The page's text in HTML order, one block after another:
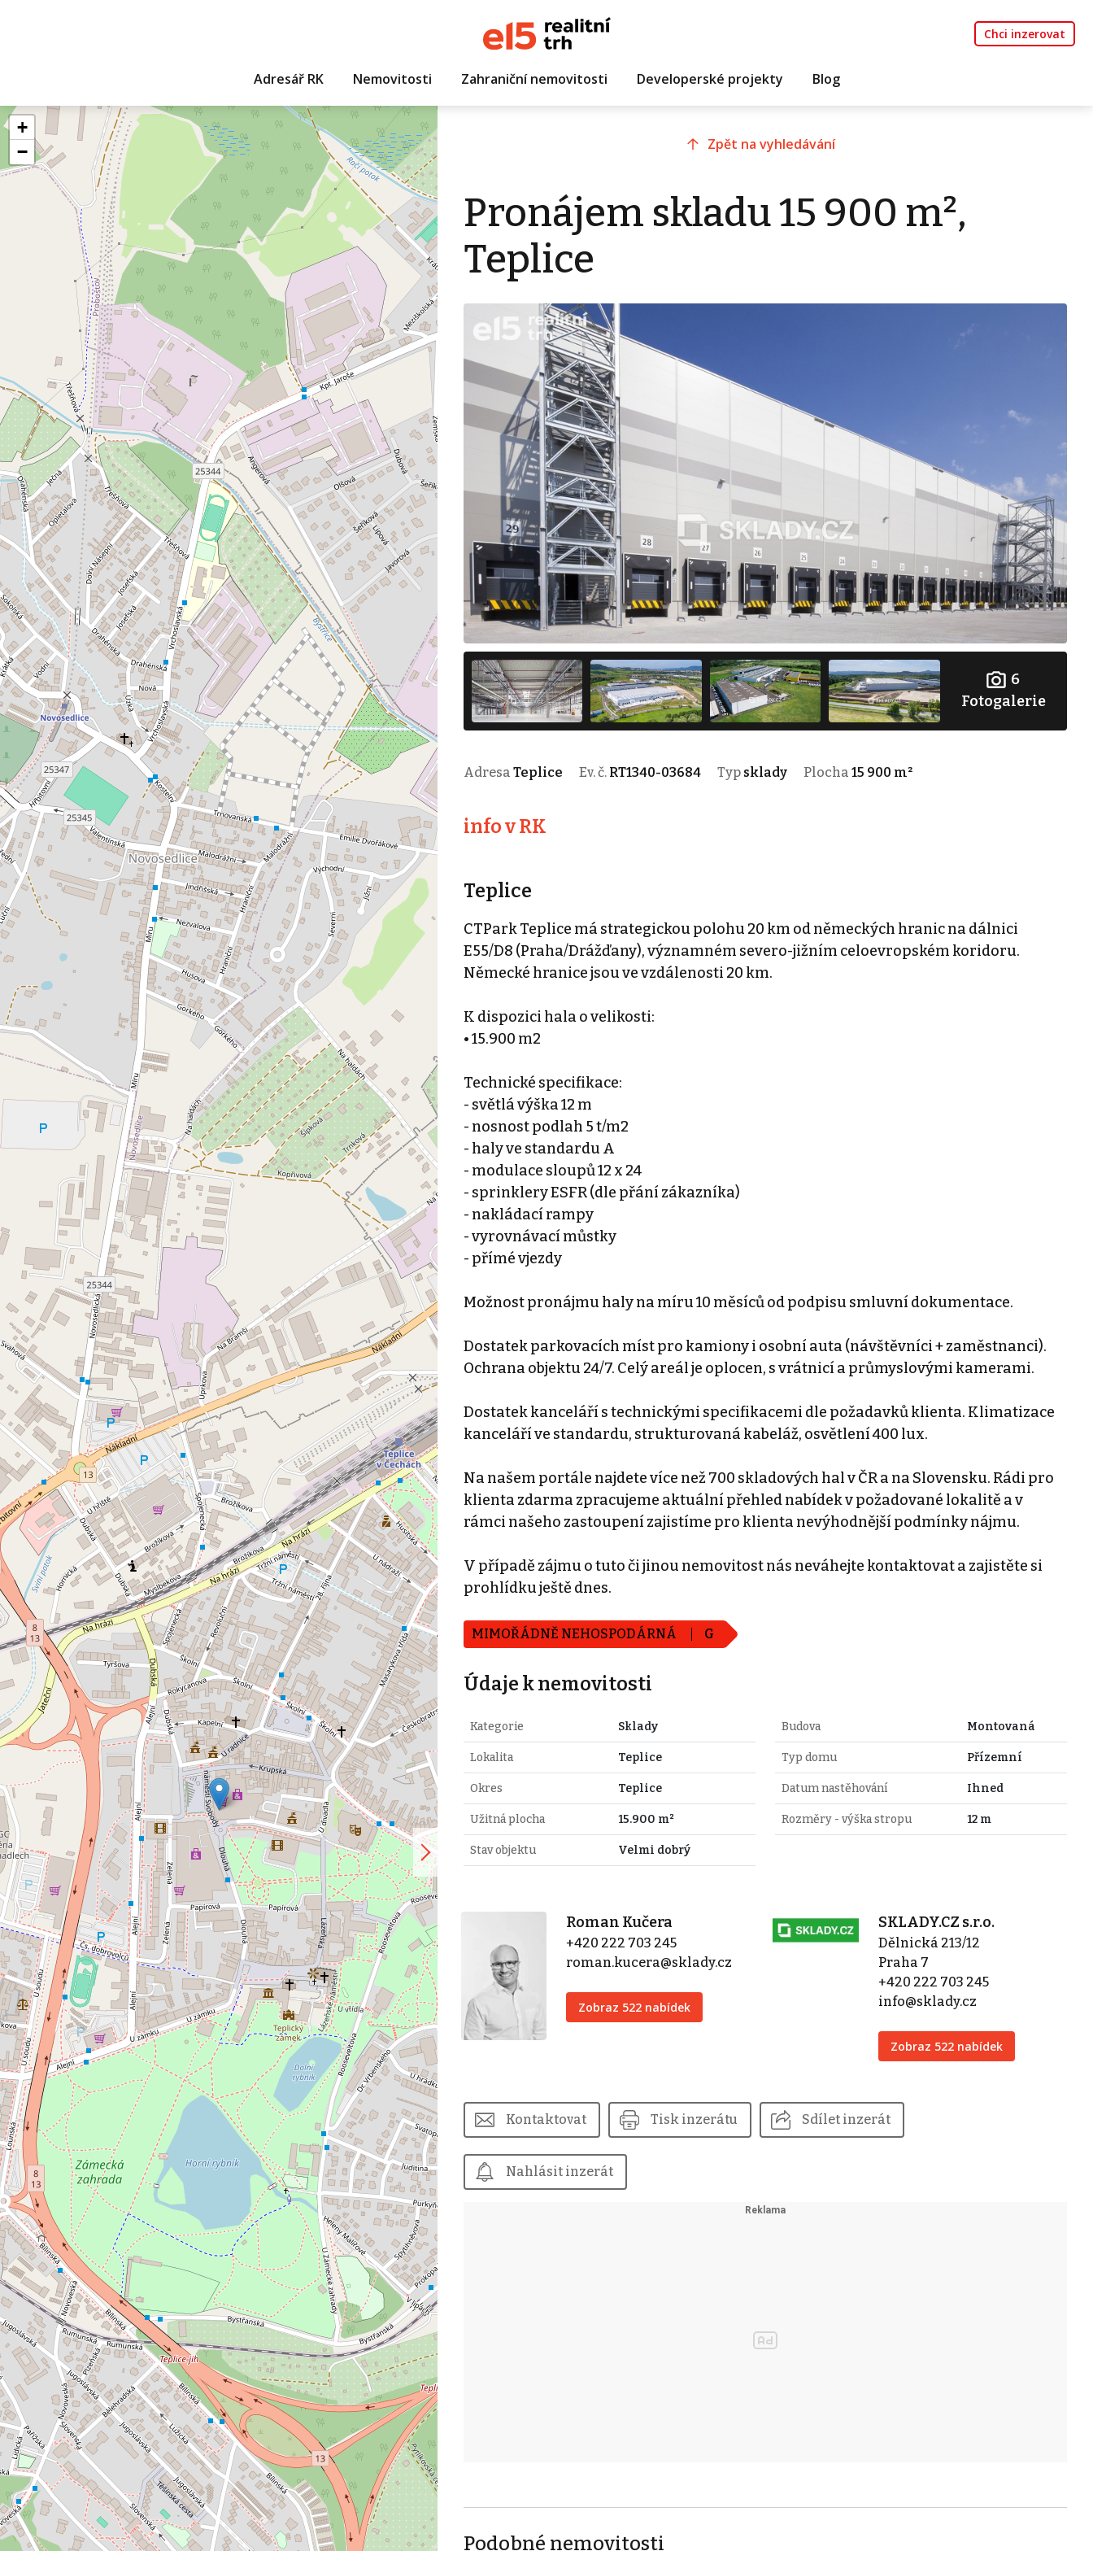
Chci inzerovat
Adresář RK Nemovitosti Zahraniční nemovitosti Developerské projekty Blog
+
−
Zpět na vyhledávání
Pronájem skladu 15 900 m²,
Teplice
6
Fotogalerie
Adresa Teplice Ev. č. RT1340-03684 Typ sklady Plocha 15 900 m²
info v RK
Teplice
CTPark Teplice má strategickou polohu 20 km od německých hranic na dálnici
E55/D8 (Praha/Drážďany), významném severo-jižním celoevropském koridoru.
Německé hranice jsou ve vzdálenosti 20 km.
K dispozici hala o velikosti:
• 15.900 m2
Technické specifikace:
- světlá výška 12 m
- nosnost podlah 5 t/m2
- haly ve standardu A
- modulace sloupů 12 x 24
- sprinklery ESFR (dle přání zákazníka)
- nakládací rampy
- vyrovnávací můstky
- přímé vjezdy
Možnost pronájmu haly na míru 10 měsíců od podpisu smluvní dokumentace.
Dostatek parkovacích míst pro kamiony i osobní auta (návštěvníci + zaměstnanci).
Ochrana objektu 24/7. Celý areál je oplocen, s vrátnicí a průmyslovými kamerami.
Dostatek kanceláří s technickými specifikacemi dle požadavků klienta. Klimatizace
kanceláří ve standardu, strukturovaná kabeláž, osvětlení 400 lux.
Na našem portále najdete více než 700 skladových hal v ČR a na Slovensku. Rádi pro
klienta zdarma zpracujeme aktuální přehled nabídek v požadované lokalitě a v
rámci našeho zastoupení zajistíme pro klienta nevýhodnější podmínky nájmu.
V případě zájmu o tuto či jinou nemovitost nás neváhejte kontaktovat a zajistěte si
prohlídku ještě dnes.
MIMOŘÁDNĚ NEHOSPODÁRNÁ G
Údaje k nemovitosti
Kategorie Sklady
Lokalita Teplice
Okres Teplice
Užitná plocha 15.900 m²
Stav objektu Velmi dobrý
Budova Montovaná
Typ domu Přízemní
Datum nastěhování Ihned
Rozměry - výška stropu 12 m
Roman Kučera
+420 222 703 245
roman.kucera@sklady.cz
Zobraz 522 nabídek
SKLADY.CZ s.r.o.
Dělnická 213/12
Praha 7
+420 222 703 245
info@sklady.cz
Zobraz 522 nabídek
Kontaktovat Tisk inzerátu Sdílet inzerát
Nahlásit inzerát
Podobné nemovitosti